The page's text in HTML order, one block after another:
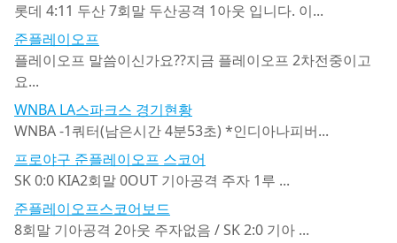
롯데 4:11 두산 7회말 두산공격 1아웃 입니다. 이...
준플레이오프
플레이오프 말씀이신가요??지금 플레이오프 2차전중이고
요...
WNBA LA스파크스 경기현황
WNBA -1쿼터(남은시간 4분53초) *인디아나피버...
프로야구 준플레이오프 스코어
SK 0:0 KIA2회말 0OUT 기아공격 주자 1루 ...
준플레이오프스코어보드
8회말 기아공격 2아웃 주자없음 / SK 2:0 기아 ...